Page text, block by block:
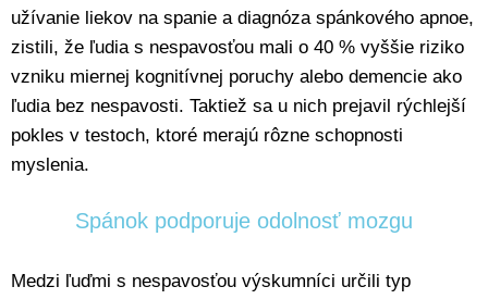
užívanie liekov na spanie a diagnóza spánkového apnoe,
zistili, že ľudia s nespavosťou mali o 40 % vyššie riziko
vzniku miernej kognitívnej poruchy alebo demencie ako
ľudia bez nespavosti. Taktiež sa u nich prejavil rýchlejší
pokles v testoch, ktoré merajú rôzne schopnosti
myslenia.
Spánok podporuje odolnosť mozgu
Medzi ľuďmi s nespavosťou výskumníci určili typ